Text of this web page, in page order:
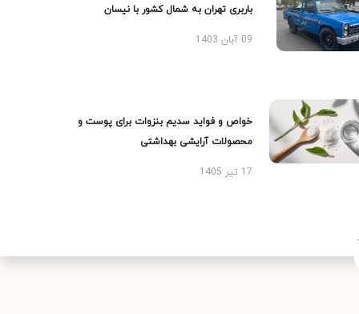
باربری تهران به شمال کشور با نیسان
09 آبان 1403
خواص و فواید سدیم بنزوات برای پوست و
محصولات آرایشی بهداشتی
17 تیر 1405